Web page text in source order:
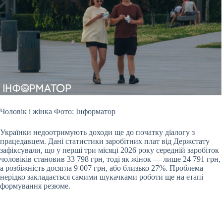
Чоловік і жінка Фото: Інформатор
Українки недоотримують доходи ще до початку діалогу з
працедавцем. Дані статистики заробітних плат від Держстату
зафіксували, що у перші три місяці 2026 року середній заробіток
чоловіків становив 33 798 грн, тоді як жінок — лише 24 791 грн,
а розбіжність досягла 9 007 грн, або близько 27%. Проблема
нерідко закладається самими шукачками роботи ще на етапі
формування резюме.